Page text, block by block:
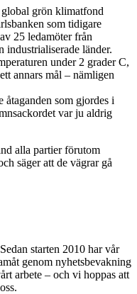
grön klimatfond
som tidigare
25 ledamöter från
industrialiserade länder.
under 2 grader C,
annars mål – nämligen
åtaganden som gjordes i
var ju aldrig
alla partier förutom
säger att de vägrar gå
starten 2010 har vår
genom nyhetsbevakning
arbete – och vi hoppas att